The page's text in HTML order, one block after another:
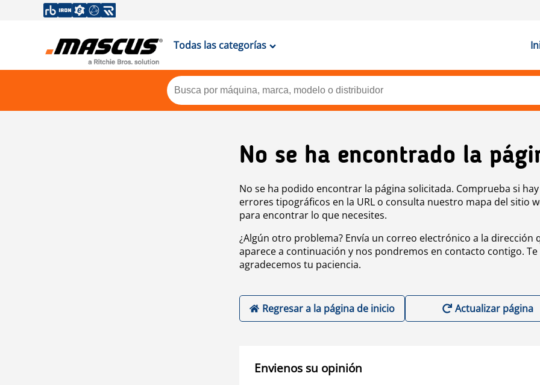
Todas las categorías
No se ha encontrado la
No se ha podido encontrar la página solicitada. Comprueba si hay
errores tipográficos en la URL o consulta nuestro mapa del sitio
para encontrar lo que necesites.
¿Algún otro problema? Envía un correo electrónico a la dirección
aparece a continuación y nos pondremos en contacto contigo. Te
agradecemos tu paciencia.
Regresar a la página de inicio Actualizar página
Envienos su opinión